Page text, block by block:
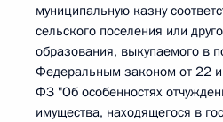
муниципальную казну
сельского поселения или
образования, выкупаемого в
Федеральным законом от 22
ФЗ "Об особенностях
имущества, находящегося в